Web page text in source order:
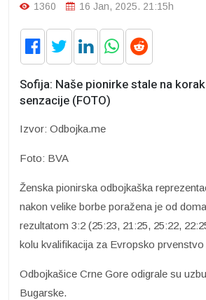
1360 16 Jan, 2025. 21:15h
Sofija: Naše pionirke stale na
senzacije (FOTO)
Izvor: Odbojka.me
Foto: BVA
Ženska pionirska odbojkaška
nakon velike borbe poražena je od
rezultatom 3:2 (25:23, 21:25, 25:22,
kolu kvalifikacija za Evropsko prvenstvo
Odbojkašice Crne Gore odigrale su
Bugarske.